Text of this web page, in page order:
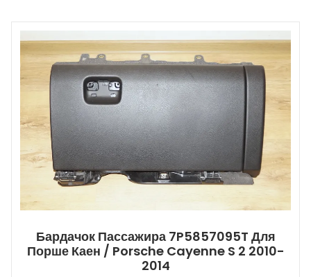
Бардачок Пассажира 7P5857095T Для
Порше Каен / Porsche Cayenne S 2 2010-
2014